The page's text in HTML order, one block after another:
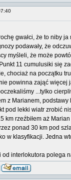
gwałci, że to niby
podawały, że
myśleli, że może
11 cumulusiki się
chociaż na początku
powinna zająć więcej
...tylko
z Marianem, podstawy
pod lekki wiatr zrobić
km rzeźbiłem aż
ponad 30 km pod
w klasyfikacji. Jedna
od interlokutora polega